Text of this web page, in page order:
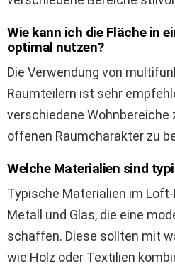
Wie kann ich die Fläche in
optimal nutzen?
Die Verwendung von
Raumteilern ist sehr
verschiedene Wohnbereiche
offenen Raumcharakter zu
Welche Materialien sind
Typische Materialien im
Metall und Glas, die eine
schaffen. Diese sollten mit
wie Holz oder Textilien